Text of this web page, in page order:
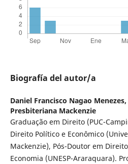
Biografía del autor/a
Daniel Francisco Nagao Menezes,
Presbiteriana Mackenzie
Graduação em Direito (PUC-
Direito Político e Econômico
Mackenzie), Pós-Doutor em
Economia (UNESP-Araraquara).